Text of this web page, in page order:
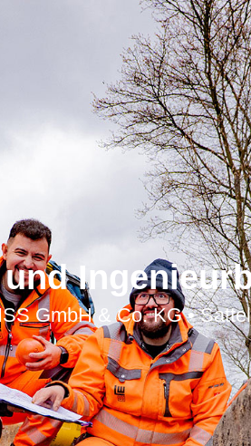
GmbH & Co. KG •